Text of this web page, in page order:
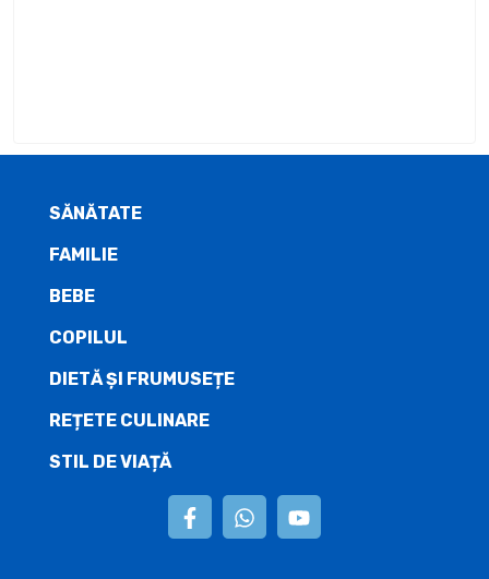
SĂNĂTATE
FAMILIE
BEBE
COPILUL
DIETĂ ŞI FRUMUSEȚE
REȚETE CULINARE
STIL DE VIAȚĂ